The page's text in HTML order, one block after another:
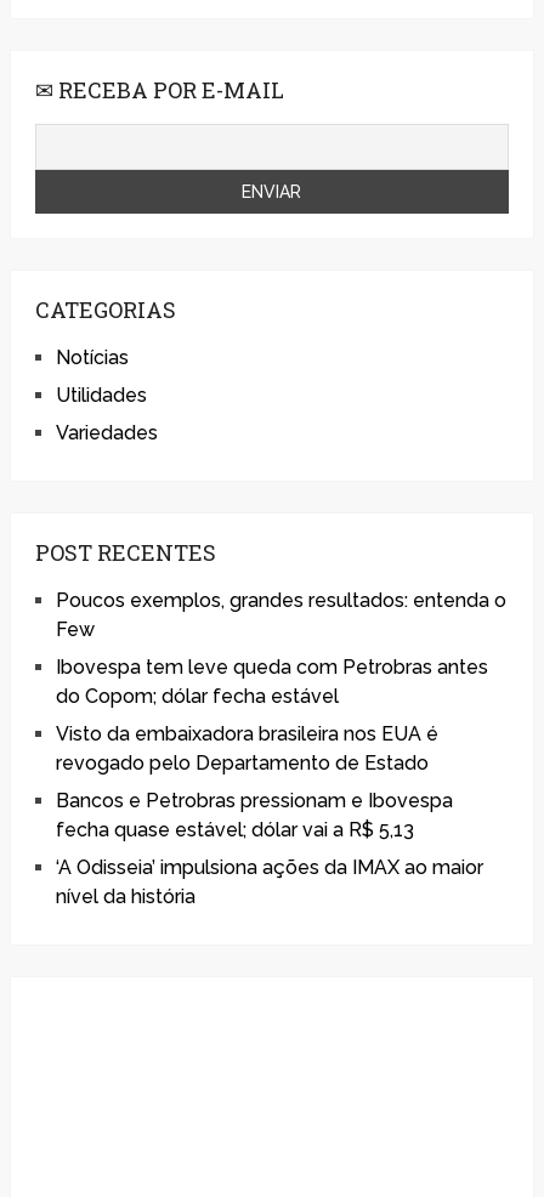
✉ RECEBA POR E-MAIL
CATEGORIAS
Notícias
Utilidades
Variedades
POST RECENTES
Poucos exemplos, grandes resultados: entenda o
Few
Ibovespa tem leve queda com Petrobras antes
do Copom; dólar fecha estável
Visto da embaixadora brasileira nos EUA é
revogado pelo Departamento de Estado
Bancos e Petrobras pressionam e Ibovespa
fecha quase estável; dólar vai a R$ 5,13
‘A Odisseia’ impulsiona ações da IMAX ao maior
nível da história